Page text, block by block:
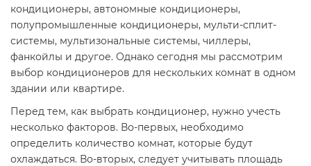
кондиционеры, автономные кондиционеры,
полупромышленные кондиционеры, мульти-сплит-
системы, мультизональные системы, чиллеры,
фанкойлы и другое. Однако сегодня мы рассмотрим
выбор кондиционеров для нескольких комнат в одном
здании или квартире.
Перед тем, как выбрать кондиционер, нужно учесть
несколько факторов. Во-первых, необходимо
определить количество комнат, которые будут
охлаждаться. Во-вторых, следует учитывать площадь